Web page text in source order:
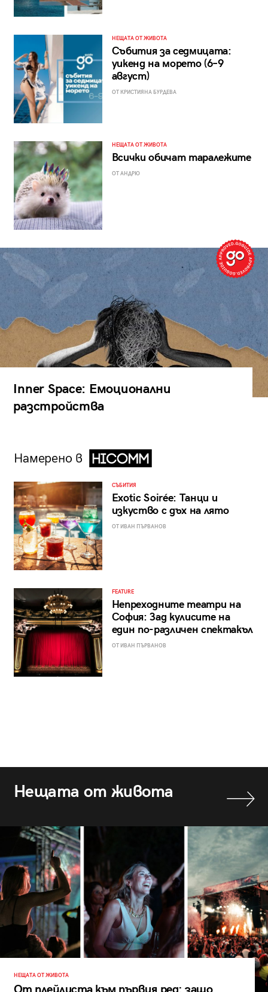
НЕЩАТА ОТ ЖИВОТА
Събития за седмицата:
уикенд на морето (6–9
август)
ОТ КРИСТИЯНА БУРДЕВА
НЕЩАТА ОТ ЖИВОТА
Всички обичат таралежите
ОТ АНДРЮ
Inner Space: Емоционални
разстройства
Намерено в
СЪБИТИЯ
Exotic Soirée: Танци и
изкуство с дъх на лято
ОТ ИВАН ПЪРВАНОВ
FEATURE
Непреходните театри на
София: Зад кулисите на
един по-различен спектакъл
ОТ ИВАН ПЪРВАНОВ
Нещата от живота
НЕЩАТА ОТ ЖИВОТА